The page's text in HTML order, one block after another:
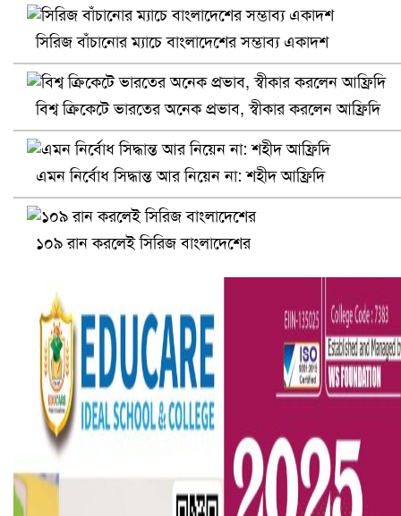
প্রোটিয়াদের হারিয়ে বিশ্বকাপের শিরোপা ঘরে তুলল ভারত
সৌদিতে ব্যাপক ধরপাকড়, এক সপ্তাহেই ২১ হাজারের বেশি
সিরিজ বাঁচানোর ম্যাচে বাংলাদেশের সম্ভাব্য একাদশ
বিশ্ব ক্রিকেটে ভারতের অনেক প্রভাব, স্বীকার করলেন আফ্রিদি
এমন নির্বোধ সিদ্ধান্ত আর নিয়েন না: শহীদ আফ্রিদি
১০৯ রান করলেই সিরিজ বাংলাদেশের